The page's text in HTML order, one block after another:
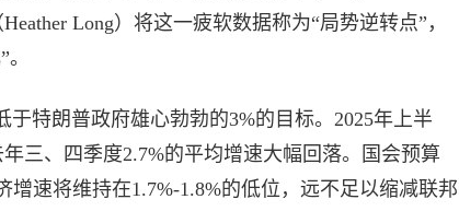
Long）将这一疲软数据称为“局势逆转点”，
特朗普政府雄心勃勃的3%的目标。2025年上半
三、四季度2.7%的平均增速大幅回落。国会预算
增速将维持在1.7%-1.8%的低位，远不足以缩减联邦